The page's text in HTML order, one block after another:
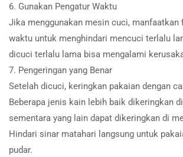
6. Gunakan Pengatur Waktu
Jika menggunakan mesin cuci, manfaatkan
waktu untuk menghindari mencuci terlalu
dicuci terlalu lama bisa mengalami
7. Pengeringan yang Benar
Setelah dicuci, keringkan pakaian dengan
Beberapa jenis kain lebih baik dikeringkan
sementara yang lain dapat dikeringkan di
Hindari sinar matahari langsung untuk
pudar.